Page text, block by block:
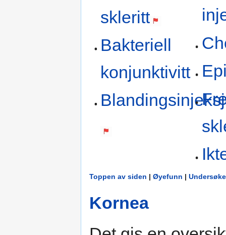
skleritt
Bakteriell
konjunktivitt
Toppen av siden | Øyefunn |
Kornea